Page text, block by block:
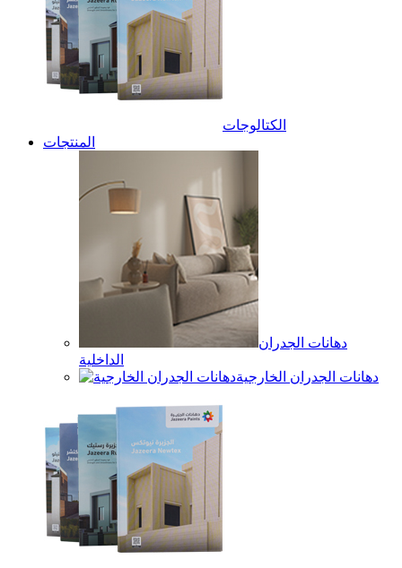
الكتالوجات
المنتجات
دهانات الجدران
الداخلية
دهانات الجدران الخارجية